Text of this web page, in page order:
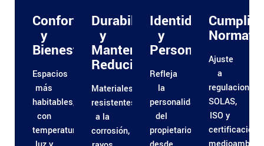
Confort
y
Bienestar
Espacios
más
habitables,
con
temperatura,
Durabilidad
y
Mantenimiento
Reducido
Materiales
resistentes
a la
corrosión,
Identidad
y
Personalización
Refleja
la
personalidad
del
propietario:
Ajuste
a
regulaciones
SOLAS,
ISO y